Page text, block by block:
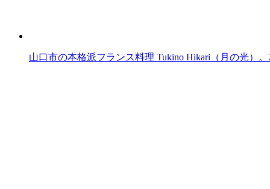
山口市の本格派フランス料理 Tukino Hikari（月の光）。